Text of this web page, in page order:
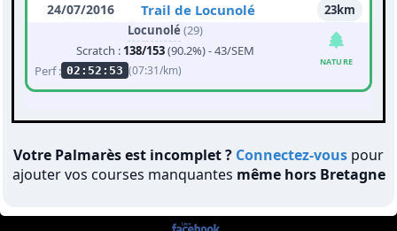
24/07/2016 Trail de Locunolé
23km
Locunolé (29)
Scratch : 138/153(90.2%) - 43/SEM
Perf : 02:52:53 (07:31/km)
NATURE
Votre Palmarès est incomplet ? Connectez-vous pour
ajouter vos courses manquantes même hors Bretagne